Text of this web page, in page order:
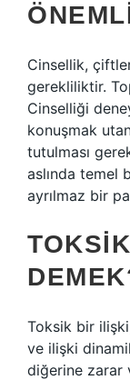
Cinsellik,
gerekliliktir.
Cinselliği
konuşmak
tutulması
aslında temel
ayrılmaz bir
Toksik bir
ve ilişki
diğerine zarar